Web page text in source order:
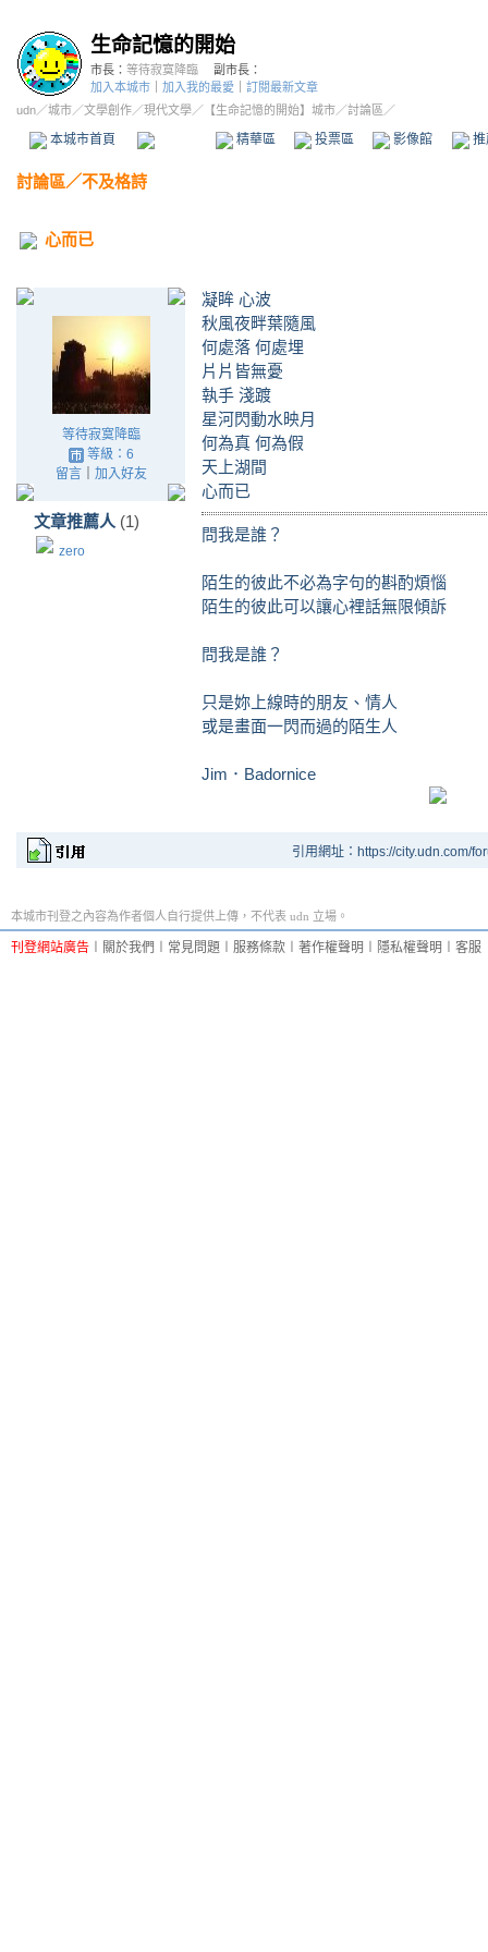
生命記憶的開始
市長： 等待寂寞降臨
副市長：
加入本城市
加入我的最愛
訂閱最新文章
udn／城市／文學創作／現代文學／ 【生命記憶的開始】城市／討論區／
本城市首頁 精華區 投票區 影像館
討論區／不及格詩
心而已
等待寂寞降臨
等級：6
留言｜ 加入好友
文章推薦人 (1)
zero
凝眸 心波
秋風夜畔葉隨風
何處落 何處埋
片片皆無憂
執手 淺踱
星河閃動水映月
何為真 何為假
天上湖間
心而已
問我是誰？
陌生的彼此不必為字句的斟酌煩惱
陌生的彼此可以讓心裡話無限傾訴
問我是誰？
只是妳上線時的朋友、情人
或是畫面一閃而過的陌生人
Jim．Badornice
引用網址：https://city.udn.com/
本城市刊登之內容為作者個人自行提供上傳，不代表 udn 立場。
刊登網站廣告 關於我們 常見問題 服務條款 著作權聲明 隱私權聲明 客服